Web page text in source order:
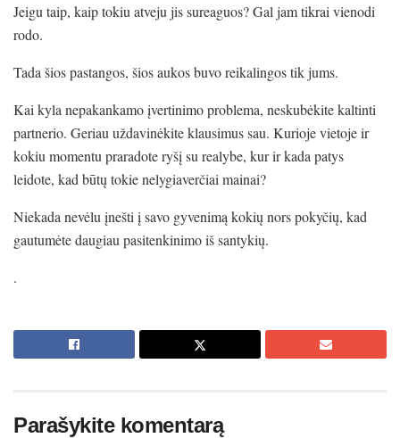
Jeigu taip, kaip tokiu atveju jis sureaguos? Gal jam tikrai vienodi
rodo.
Tada šios pastangos, šios aukos buvo reikalingos tik jums.
Kai kyla nepakankamo įvertinimo problema, neskubėkite kaltinti
partnerio. Geriau uždavinėkite klausimus sau. Kurioje vietoje ir
kokiu momentu praradote ryšį su realybe, kur ir kada patys
leidote, kad būtų tokie nelygiaverčiai mainai?
Niekada nevėlu įnešti į savo gyvenimą kokių nors pokyčių, kad
gautumėte daugiau pasitenkinimo iš santykių.
.
Parašykite komentarą